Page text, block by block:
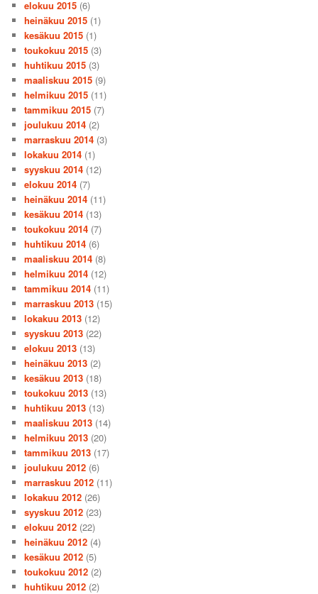
elokuu 2015 (6)
heinäkuu 2015 (1)
kesäkuu 2015 (1)
toukokuu 2015 (3)
huhtikuu 2015 (3)
maaliskuu 2015 (9)
helmikuu 2015 (11)
tammikuu 2015 (7)
joulukuu 2014 (2)
marraskuu 2014 (3)
lokakuu 2014 (1)
syyskuu 2014 (12)
elokuu 2014 (7)
heinäkuu 2014 (11)
kesäkuu 2014 (13)
toukokuu 2014 (7)
huhtikuu 2014 (6)
maaliskuu 2014 (8)
helmikuu 2014 (12)
tammikuu 2014 (11)
marraskuu 2013 (15)
lokakuu 2013 (12)
syyskuu 2013 (22)
elokuu 2013 (13)
heinäkuu 2013 (2)
kesäkuu 2013 (18)
toukokuu 2013 (13)
huhtikuu 2013 (13)
maaliskuu 2013 (14)
helmikuu 2013 (20)
tammikuu 2013 (17)
joulukuu 2012 (6)
marraskuu 2012 (11)
lokakuu 2012 (26)
syyskuu 2012 (23)
elokuu 2012 (22)
heinäkuu 2012 (4)
kesäkuu 2012 (5)
toukokuu 2012 (2)
huhtikuu 2012 (2)